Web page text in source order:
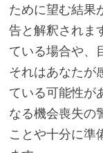
ために望む結果
告と解釈されま
ている場合や、
それはあなたが
ている可能性が
なる機会喪失の
ことや十分に準